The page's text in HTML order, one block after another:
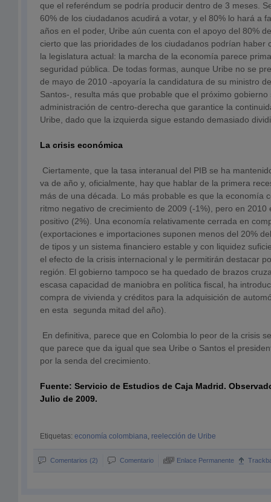
que el referéndum se podría producir dentro de 3 meses.
60% de los ciudadanos acudirá a votar, y el 80% lo hará a
años en el poder, Uribe aún cuenta con el apoyo del 80%
cierto que las prioridades de los ciudadanos podrían haber
la legislatura actual: la marcha de la economía parece
seguridad pública. De todas formas, aunque Uribe no se
de mayo de 2010 -apoyaría la candidatura de su ministro
Santos-, resulta más que probable que el próximo
administración de centro-derecha que garantice la
Uribe, dado que la izquierda sigue estando demasiado
La crisis económica
Ciertamente, que la tasa interanual del PIB se ha
va de año y, oficialmente, hay que hablar de la primera
más de una década. Lo más probable es que la economía
ritmo negativo de crecimiento de 2009 (-1%), pero en 2010
positivo (2%). Una economía relativamente cerrada en
(exportaciones e importaciones suponen menos del 20%
de tipos y un sistema financiero estable y con liquidez
el efecto de la crisis internacional y le permitirán destacar
región. El gobierno tampoco se ha quedado de brazos
escasa capacidad de maniobra en política fiscal, ha
compra de vivienda y créditos para la adquisición de
en esta segunda mitad del año).
En definitiva, parece que en Colombia lo peor de la crisis
que parece que da igual que sea Uribe o Santos el
por la senda del crecimiento.
Fuente: Servicio de Estudios de Caja Madrid.
Julio de 2009.
Etiquetas: economía colombiana, reelección de Uribe
Comentarios (2) Comentario Enlace Permanente